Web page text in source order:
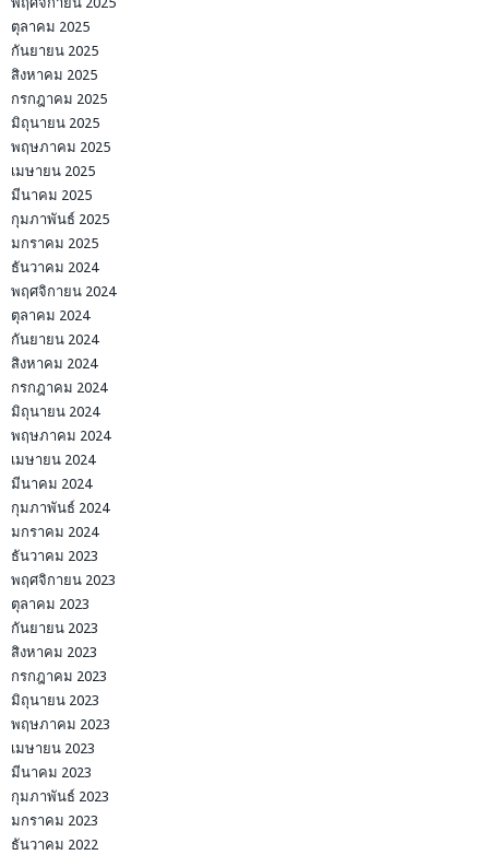
ตุลาคม 2025
กันยายน 2025
สิงหาคม 2025
กรกฎาคม 2025
มิถุนายน 2025
พฤษภาคม 2025
เมษายน 2025
มีนาคม 2025
กุมภาพันธ์ 2025
มกราคม 2025
ธันวาคม 2024
พฤศจิกายน 2024
ตุลาคม 2024
กันยายน 2024
สิงหาคม 2024
กรกฎาคม 2024
มิถุนายน 2024
พฤษภาคม 2024
เมษายน 2024
มีนาคม 2024
กุมภาพันธ์ 2024
มกราคม 2024
ธันวาคม 2023
พฤศจิกายน 2023
ตุลาคม 2023
กันยายน 2023
สิงหาคม 2023
กรกฎาคม 2023
มิถุนายน 2023
พฤษภาคม 2023
เมษายน 2023
มีนาคม 2023
กุมภาพันธ์ 2023
มกราคม 2023
ธันวาคม 2022